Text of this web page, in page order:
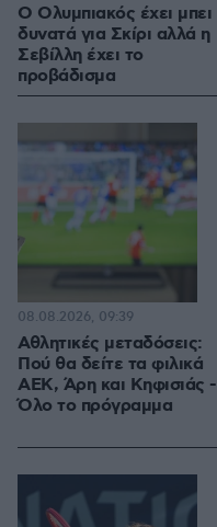
Ο Ολυμπιακός έχει μπει
δυνατά για Σκίρι αλλά η
Σεβίλλη έχει το
προβάδισμα
Αθλητικές μεταδόσεις:
Πού θα δείτε τα φιλικά
ΑΕΚ, Άρη και Κηφισιάς -
Όλο το πρόγραμμα
08.08.2026, 09:39